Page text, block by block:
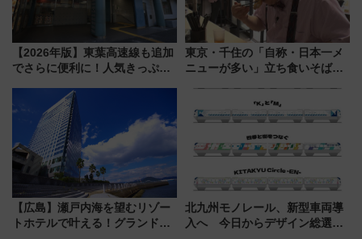
【2026年版】東葉高速線も追加
でさらに便利に！人気きっぷ
今年も発売 秋・早春に千葉県を
巡るなら使い勝手・コスパ抜群
東京・千住の「自称・日本一メ
ニューが多い」立ち食いそば屋
地のふらっと立ち食いそば』
7/27夜10時～放送
【広島】瀬戸内海を望むリゾー
トホテルで叶える！グランドプ
北九州モノレール、新型車両導
入へ 今日からデザイン総選挙